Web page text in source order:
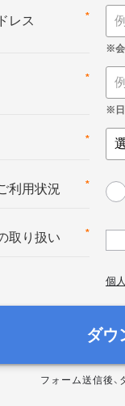
*
レス
*
*
*
利用状況
*
取り扱い
個
ダウ
フォーム送信後